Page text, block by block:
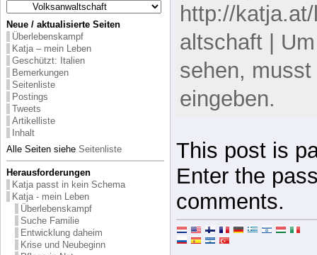
Neue / aktualisierte Seiten
Überlebenskampf
Katja – mein Leben
Geschützt: Italien
Bemerkungen
Seitenliste
Postings
Tweets
Artikelliste
Inhalt
Alle Seiten siehe Seitenliste
Herausforderungen
Katja passt in kein Schema
Katja - mein Leben
Überlebenskampf
Suche Familie
Entwicklung daheim
Krise und Neubeginn
http://
altschaft |
sehen,
eingeben.
This post is
Enter the
comments.